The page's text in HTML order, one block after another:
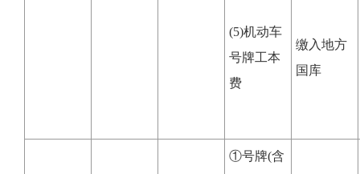
(5)机动车
号牌工本
费
缴入地方
国库
①号牌(含